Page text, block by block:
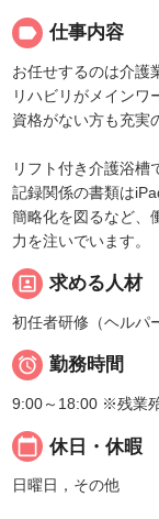
label 仕事内容
お任せするのは介護
リハビリがメインワ
資格がない方も充実
リフト付き介護浴槽
記録関係の書類は
簡略化を図るなど、
力を注いでいます。
portrait 求める人材
初任者研修（ヘルパ
 勤務時間
9:00～18:00 ※残業
calendar_today 休日・休暇
日曜日，その他